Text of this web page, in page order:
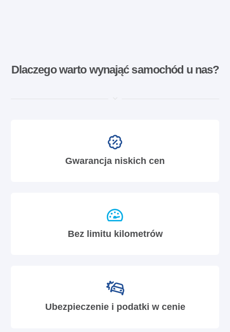
Dlaczego warto wynająć samochód u nas?
Gwarancja niskich cen
Bez limitu kilometrów
Ubezpieczenie i podatki w cenie